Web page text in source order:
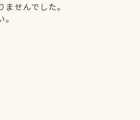
せんでした。